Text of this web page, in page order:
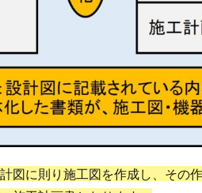
計図に則り施工図を作成し、その